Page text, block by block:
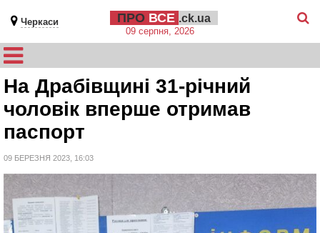
Черкаси ПРО ВСЕ .ck.ua
09 серпня, 2026
На Драбівщині 31-річний
чоловік вперше отримав
паспорт
09 БЕРЕЗНЯ 2023, 16:03